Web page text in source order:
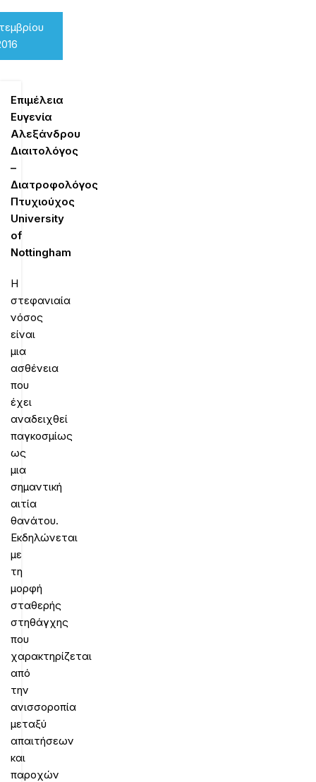
Επιμέλεια
Ευγενία
Αλεξάνδρου
Διαιτολόγος
–
Διατροφολόγος
Πτυχιούχος
University
of
Nottingham
Η
στεφανιαία
νόσος
είναι
μια
ασθένεια
που
έχει
αναδειχθεί
παγκοσμίως
ως
μια
σημαντική
αιτία
θανάτου.
Εκδηλώνεται
με
τη
μορφή
σταθερής
στηθάγχης
που
χαρακτηρίζεται
από
την
ανισσοροπία
μεταξύ
απαιτήσεων
και
παροχών